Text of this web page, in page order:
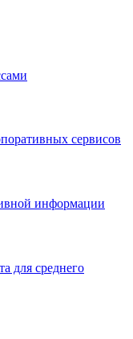
сервисов
информации
для среднего